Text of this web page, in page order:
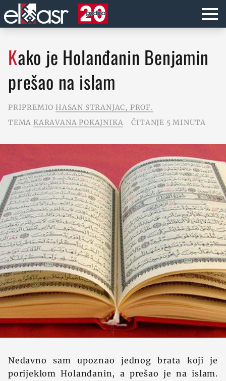
Kako je Holanđanin Benjamin
prešao na islam
PRIPREMIO HASAN STRANJAC, PROF.
TEMA KARAVANA POKAJNIKA ČITANJE 5 MINUTA
Nedavno sam upoznao jednog brata koji je
porijeklom Holanđanin, a prešao je na islam.